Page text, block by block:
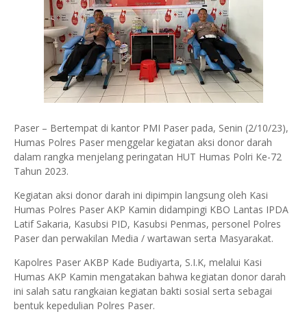
Paser – Bertempat di kantor PMI Paser pada, Senin (2/10/23),
Humas Polres Paser menggelar kegiatan aksi donor darah
dalam rangka menjelang peringatan HUT Humas Polri Ke-72
Tahun 2023.
Kegiatan aksi donor darah ini dipimpin langsung oleh Kasi
Humas Polres Paser AKP Kamin didampingi KBO Lantas IPDA
Latif Sakaria, Kasubsi PID, Kasubsi Penmas, personel Polres
Paser dan perwakilan Media / wartawan serta Masyarakat.
Kapolres Paser AKBP Kade Budiyarta, S.I.K, melalui Kasi
Humas AKP Kamin mengatakan bahwa kegiatan donor darah
ini salah satu rangkaian kegiatan bakti sosial serta sebagai
bentuk kepedulian Polres Paser.